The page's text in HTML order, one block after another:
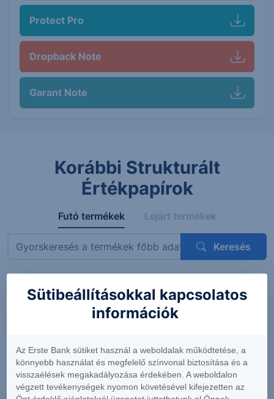
Protect Pro
Dropback Note
Garant Note
Korábbi Strukturált
Értékpapírok
Futó termékek Lejárt termékek
Keresés
Megnevezés ISIN Mögöttes termék Kupon
Express
OneStar
Smart
Infrastructure
EUR 26-29
AT0000A3VVT6
Siemens AG
Sütibeállításokkal kapcsolatos
információk
Az Erste Bank sütiket használ a weboldalak működtetése, a
könnyebb használat és megfelelő színvonal biztosítása és a
visszaélések megakadályozása érdekében. A weboldalon
végzett tevékenységek nyomon követésével kifejezetten az